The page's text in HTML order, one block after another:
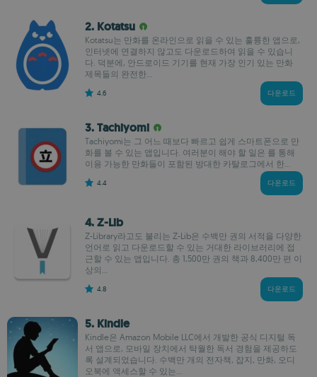
2. Kotatsu
Kotatsu는 만화를 온라인으로 읽을 수 있는 훌륭한 앱으로,
인터넷에 연결하지 않고도 다운로드하여 읽을 수 있습니
다. 덕분에, 안드로이드 기기를 현재 가장 인기 있는 만화
제목들의 완전한...
4.6 다운로드
3. Tachiyomi
Tachiyomi는 그 어느 때보다 빠르고 쉽게 스마트폰으로 만
화를 볼 수 있는 앱입니다. 여러분이 해야 할 일은 를 통해
이용 가능한 만화들이 포함된 방대한 카탈로그에서 한...
4.4 다운로드
4. Z-Lib
Z-Library라고도 불리는 Z-Lib은 수백만 권의 서적을 다양한
언어로 읽고 다운로드할 수 있는 거대한 라이브러리에 접
근할 수 있는 앱입니다. 총 1,500만 권의 책과 8,400만 편 이
상의...
4.8 다운로드
5. Kindle
Kindle은 Amazon Mobile LLC에서 개발한 공식 디지털 독
서 앱으로, 모바일 장치에서 탁월한 독서 경험을 제공하도
록 설계되었습니다. 수백만 개의 전자책, 잡지, 만화, 오디
오북에 액세스할 수 있는...